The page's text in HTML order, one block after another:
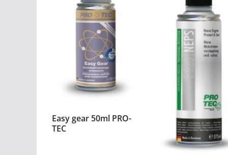
Easy gear 50ml PRO-
TEC